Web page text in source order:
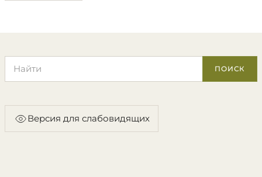
ПОИСК
Версия для слабовидящих